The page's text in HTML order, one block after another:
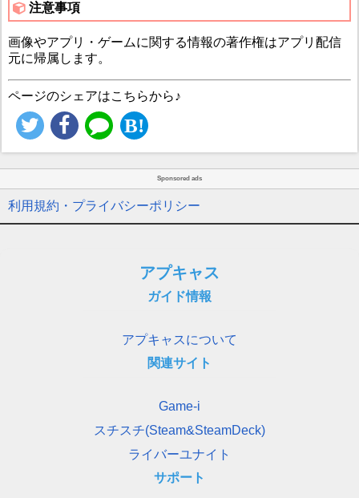
注意事項
画像やアプリ・ゲームに関する情報の著作権はアプリ配信
元に帰属します。
ページのシェアはこちらから♪
Sponsored ads
利用規約・プライバシーポリシー
アプキャス
ガイド情報
アプキャスについて
関連サイト
Game-i
スチスチ(Steam&SteamDeck)
ライバーユナイト
サポート